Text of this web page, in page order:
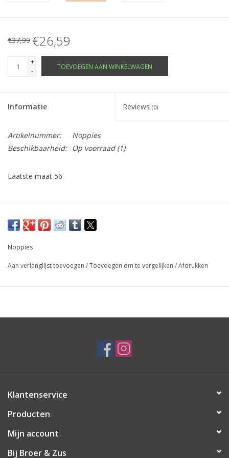
€37,99 €26,59
+
-
TOEVOEGEN AAN WINKELWAGEN
Informatie Reviews (0)
Artikelnummer:
Noppies
Beschikbaarheid:
Op voorraad(1)
Laatste maat 56
Noppies
Aan verlanglijst toevoegen /Toevoegen om te vergelijken /Afdrukken
Klantenservice
Producten
Mijn account
Bij Broer & Zus